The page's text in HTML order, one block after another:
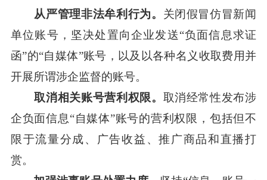
从严管理非法牟利行为。 关闭假冒仿冒新闻
单位账号，坚决处置向企业发送“负面信息求证
函”的“自媒体”账号，以及以各种名义收取费用并
开展所谓涉企监督的账号。
取消相关账号营利权限。 取消经常性发布涉
企负面信息“自媒体”账号的营利权限，包括但不
限于流量分成、广告收益、推广商品和直播打
赏。